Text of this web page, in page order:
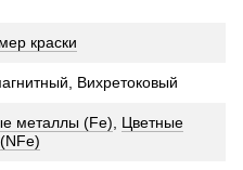
краски
Вихретоковый
металлы (Fe)
Цветные